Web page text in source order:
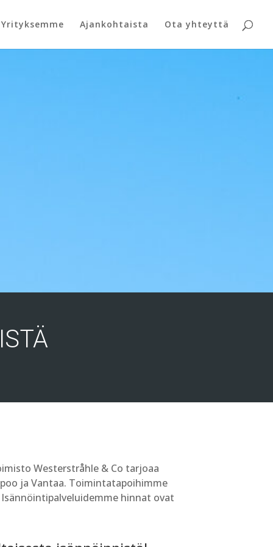
Yrityksemme Ajankohtaista Ota yhteyttä
Westerstråhle & Co tarjoaa
ja Vantaa. Toimintatapoihimme
hinnat ovat